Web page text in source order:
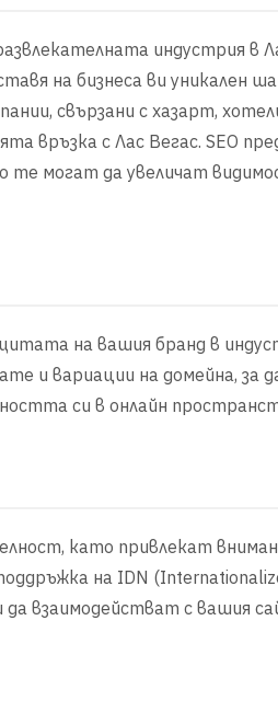
индустрия в
на бизнеса ви уникален
свързани с хазарт,
връзка с Лас Вегас. SEO
могат да увеличат
на вашия бранд в
и вариации на домейна, за
си в онлайн
като привлекат
на IDN
взаимодействат с вашия